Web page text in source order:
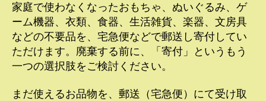
家庭で使わなくなったおもちゃ、ぬいぐるみ、ゲ
ーム機器、衣類、食器、生活雑貨、楽器、文房具
などの不要品を、宅急便などで郵送し寄付してい
ただけます。廃棄する前に、「寄付」というもう
一つの選択肢をご検討ください。
まだ使えるお品物を、郵送（宅急便）にて受け取